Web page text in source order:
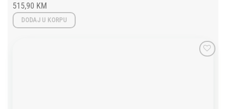
515,90 KM
DODAJ U KORPU